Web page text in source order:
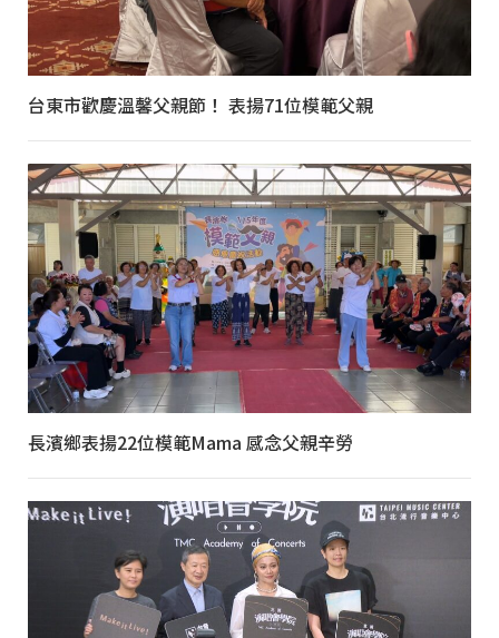
台東市歡慶溫馨父親節！ 表揚71位模範父親
長濱鄉表揚22位模範Mama 感念父親辛勞